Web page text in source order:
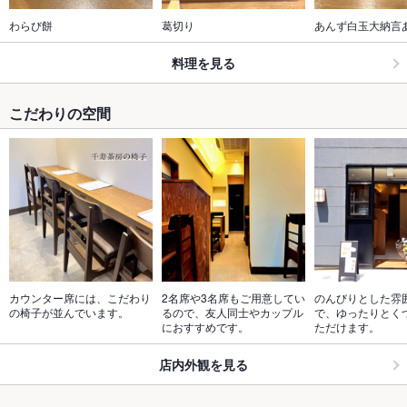
わらび餅 葛切り あんず白玉大納言
料理を見る
こだわりの空間
カウンター席には、こだわり
の椅子が並んでいます。
2名席や3名席もご用意してい
るので、友人同士やカップル
におすすめです。
のんびりとした雰
で、ゆったりとく
ただけます。
店内外観を見る